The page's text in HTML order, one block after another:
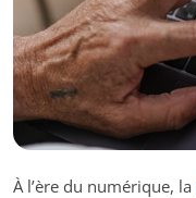
À l’ère du numérique, la